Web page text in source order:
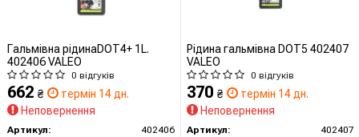
Гальмівна рідинаDOT4+ 1L.
402406 VALEO
0 відгуків
662 ₴
термін 14 дн.
Неповернення
Артикул:
402406
Рідина гальмівна DOT5 402407
VALEO
0 відгуків
370 ₴
термін 14 дн.
Неповернення
Артикул:
402407